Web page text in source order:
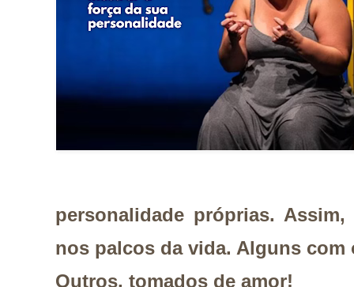
personalidade próprias.
nos palcos da vida. Alguns com
Outros, tomados de amor!